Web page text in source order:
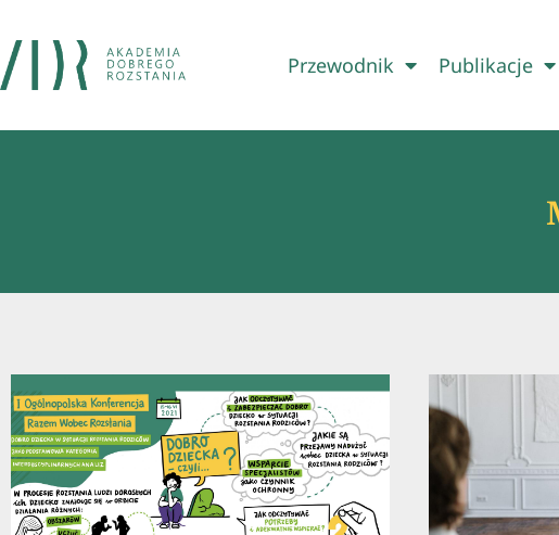
Przewodnik Publikacje